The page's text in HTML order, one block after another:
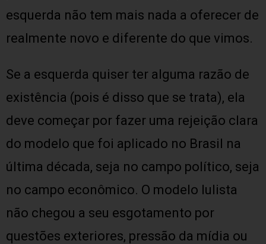
esquerda não tem mais nada a oferecer de
realmente novo e diferente do que vimos.
Se a esquerda quiser ter alguma razão de
existência (pois é disso que se trata), ela
deve começar por fazer uma rejeição clara
do modelo que foi aplicado no Brasil na
última década, seja no campo político, seja
no campo econômico. O modelo lulista
não chegou a seu esgotamento por
questões exteriores, pressão da mídia ou